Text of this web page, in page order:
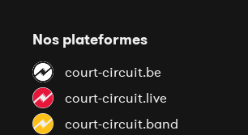
Nos plateformes
court-circuit.be
court-circuit.live
court-circuit.band